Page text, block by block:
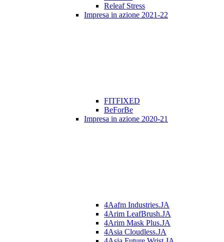
Releaf Stress
Impresa in azione 2021-22
FITFIXED
BeForBe
Impresa in azione 2020-21
4Aafm Industries.JA
4Arim LeafBrush.JA
4Arim Mask Plus.JA
4Asia Cloudless.JA